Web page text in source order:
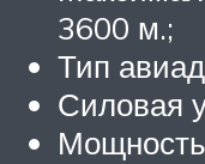
3600 м.;
Тип
Силовая